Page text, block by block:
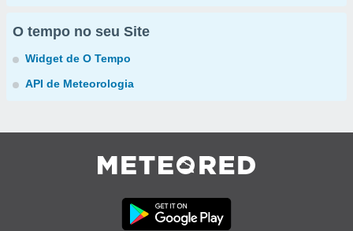
O tempo no seu Site
Widget de O Tempo
API de Meteorologia